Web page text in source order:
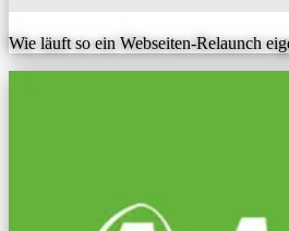
Wie läuft so ein Webseiten-Relaunch